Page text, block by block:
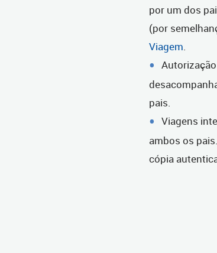
por um dos
(por
Viagem
pais.
Viagens
ambos os
cópia